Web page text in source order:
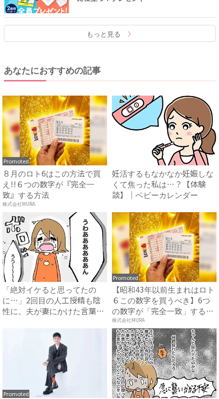
もっと見る
あなたにおすすめの記事
Promoted
８月のロト6はこの方法で買
え!!６つの数字が『完全一
致』する方法
株式会社MURA
妊活するもなかなか妊娠しな
くて焦った私は…？【体験
談】｜ベビーカレンダー
「絶対イケると思ってたの
に…」2回目の人工授精も陰
性に。夫が妻にかけた言葉に
Promoted
【昭和43年以前生まれはロト
６この数字を買うべき】6つ
の数字が「完全一致」する
方...
株式会社MURA
Promoted